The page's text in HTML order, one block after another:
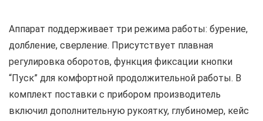
Аппарат поддерживает три режима работы: бурение,
долбление, сверление. Присутствует плавная
регулировка оборотов, функция фиксации кнопки
“Пуск” для комфортной продолжительной работы. В
комплект поставки с прибором производитель
включил дополнительную рукоятку, глубиномер, кейс